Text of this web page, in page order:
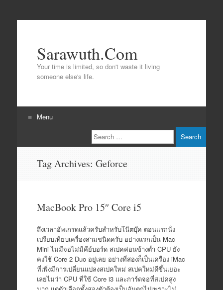
Sarawuth.Com
Your time is limited, so don't waste it living
someone else's life.
Menu
to
Search
Tag Archives: Geforce
MacBook Pro 15″ Core i5
ถึงเวลาอัพเกรดแล้วครับสำหรับโน๊ตบุ๊ค ตอนแรกนั่ง
เปรียบเทียบเครื่องสามชนิดครับ อย่างแรกเป็น Mac
Mini ไม่มีจอไม่มีคีย์บอร์ด สเปคค่อนข้างต่ำ CPU ยัง
คงใช้ Core 2 Duo อยู่เลย อย่างที่สองก็เป็นเครื่อง iMac
ที่เพิ่งมีการเปลี่ยนแปลงสเปคใหม่ สเปคใหม่ดีขึ้นเยอะ
เลยไม่ว่า CPU ที่ใช้ Core i3 และการ์ดจอที่สเปคสูง